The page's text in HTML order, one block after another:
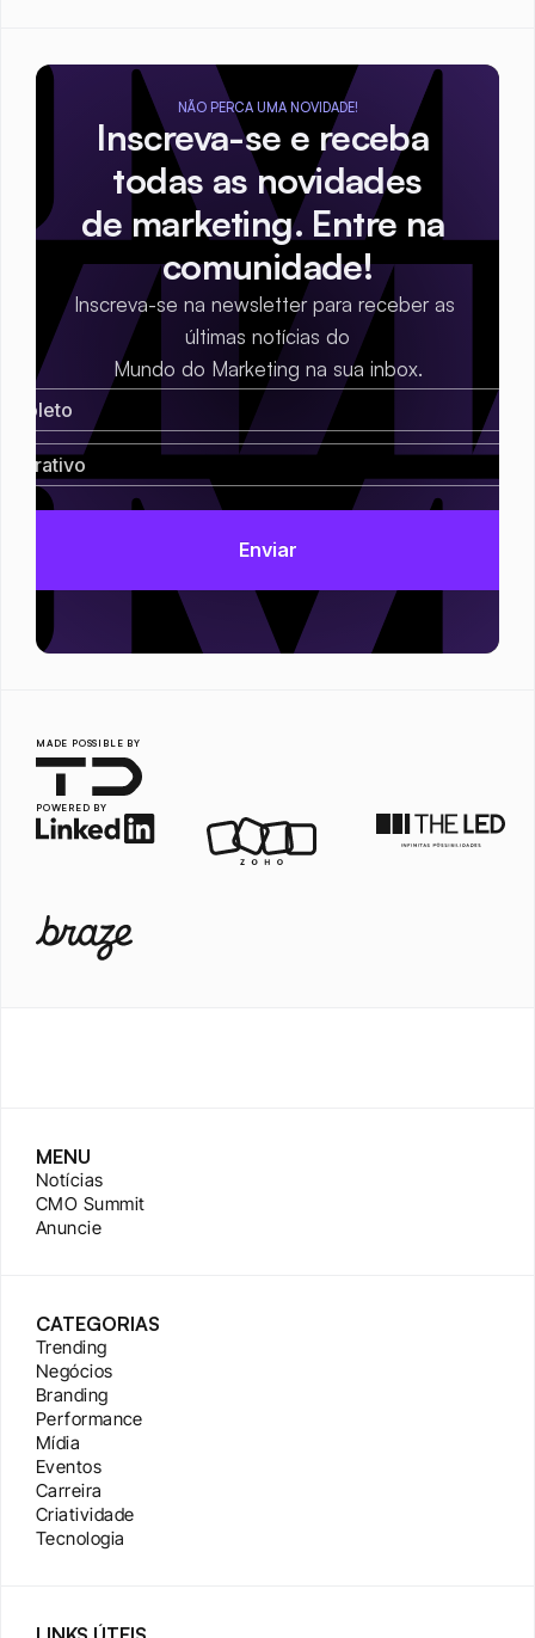
NÃO PERCA UMA NOVIDADE!
Inscreva-se e receba
todas as novidades
de marketing. Entre na
comunidade!
Inscreva-se na newsletter para receber as
últimas notícias do
Mundo do Marketing na sua inbox.
MADE POSSIBLE BY
POWERED BY
MENU
Notícias
CMO Summit
Anuncie
CATEGORIAS
Trending
Negócios
Branding
Performance
Mídia
Eventos
Carreira
Criatividade
Tecnologia